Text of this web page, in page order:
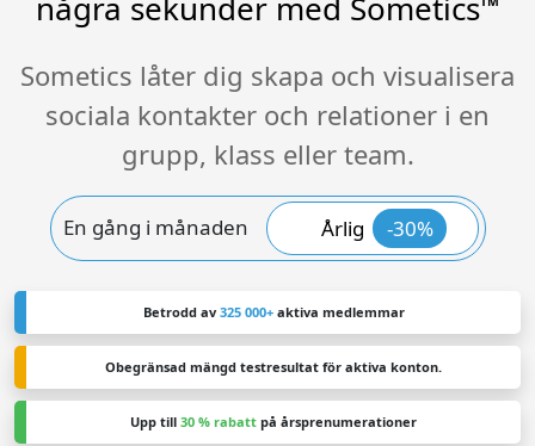
Sometics låter dig skapa och visualisera
sociala kontakter och relationer i en
grupp, klass eller team.
En gång i månaden Årlig -30%
Betrodd av 325 000+aktiva medlemmar
Obegränsad mängd testresultat för aktiva konton.
Upp till 30 % rabatt på årsprenumerationer